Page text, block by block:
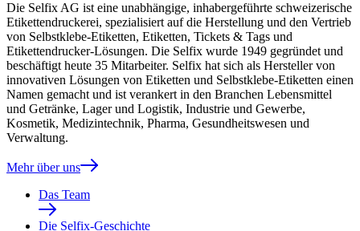
Die Selfix AG ist eine unabhängige, inhabergeführte schweizerische
Etikettendruckerei, spezialisiert auf die Herstellung und den Vertrieb
von Selbstklebe-Etiketten, Etiketten, Tickets & Tags und
Etikettendrucker-Lösungen. Die Selfix wurde 1949 gegründet und
beschäftigt heute 35 Mitarbeiter. Selfix hat sich als Hersteller von
innovativen Lösungen von Etiketten und Selbstklebe-Etiketten einen
Namen gemacht und ist verankert in den Branchen Lebensmittel
und Getränke, Lager und Logistik, Industrie und Gewerbe,
Kosmetik, Medizintechnik, Pharma, Gesundheitswesen und
Verwaltung.
Mehr über uns
Das Team
Die Selfix-Geschichte